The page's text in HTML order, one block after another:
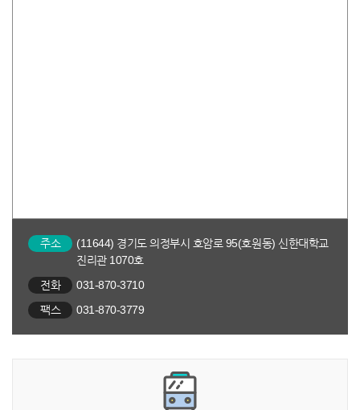
주소
(11644) 경기도 의정부시 호암로 95(호원동) 신한대학교
진리관 1070호
전화
031-870-3710
팩스
031-870-3779